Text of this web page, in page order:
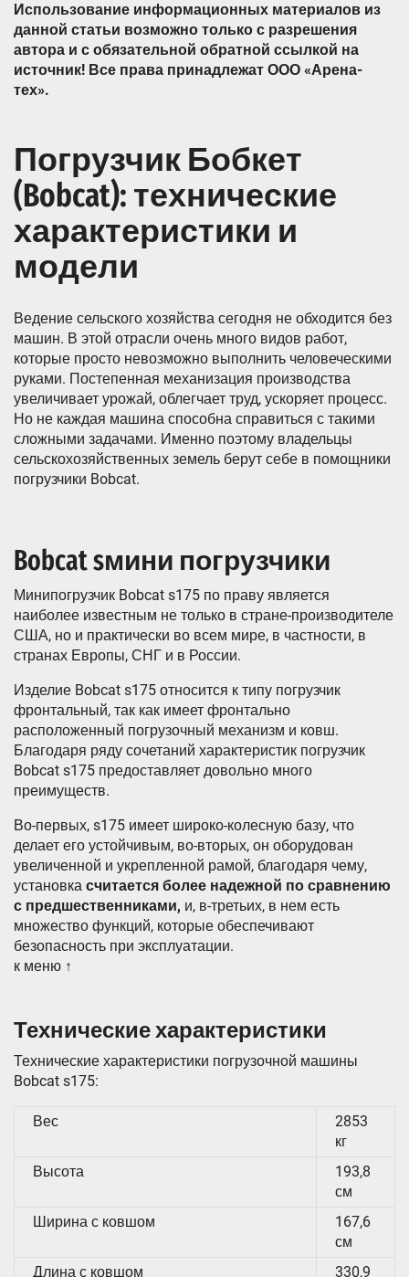
Использование информационных материалов из
данной статьи возможно только с разрешения
автора и с обязательной обратной ссылкой на
источник! Все права принадлежат ООО «Арена-
тех».
Погрузчик Бобкет
(Bobcat): технические
характеристики и
модели
Ведение сельского хозяйства сегодня не обходится без
машин. В этой отрасли очень много видов работ,
которые просто невозможно выполнить человеческими
руками. Постепенная механизация производства
увеличивает урожай, облегчает труд, ускоряет процесс.
Но не каждая машина способна справиться с такими
сложными задачами. Именно поэтому владельцы
сельскохозяйственных земель берут себе в помощники
погрузчики Bobcat.
Bobcat sмини погрузчики
Минипогрузчик Bobcat s175 по праву является
наиболее известным не только в стране-производителе
США, но и практически во всем мире, в частности, в
странах Европы, СНГ и в России.
Изделие Bobcat s175 относится к типу погрузчик
фронтальный, так как имеет фронтально
расположенный погрузочный механизм и ковш.
Благодаря ряду сочетаний характеристик погрузчик
Bobcat s175 предоставляет довольно много
преимуществ.
Во-первых, s175 имеет широко-колесную базу, что
делает его устойчивым, во-вторых, он оборудован
увеличенной и укрепленной рамой, благодаря чему,
установка считается более надежной по сравнению
с предшественниками, и, в-третьих, в нем есть
множество функций, которые обеспечивают
безопасность при эксплуатации.
к меню ↑
Технические характеристики
Технические характеристики погрузочной машины
Bobcat s175:
Вес
2853
кг
Высота
193,8
см
Ширина с ковшом
167,6
см
Длина с ковшом
330,9